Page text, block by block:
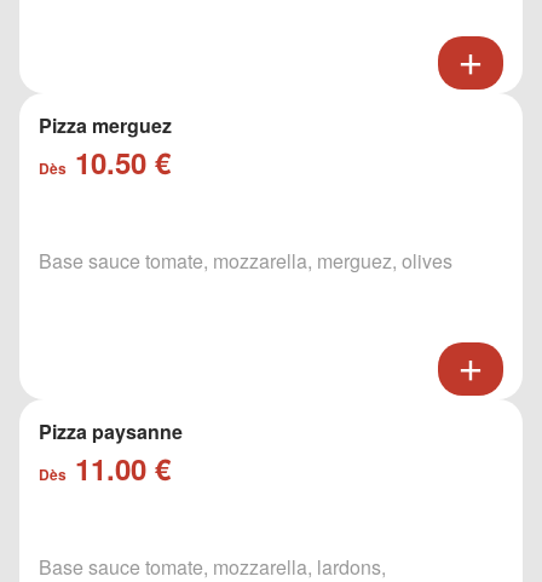
Pizza merguez
Dès 10.50 €
Base sauce tomate, mozzarella, merguez, olives
Pizza paysanne
Dès 11.00 €
Base sauce tomate, mozzarella, lardons,